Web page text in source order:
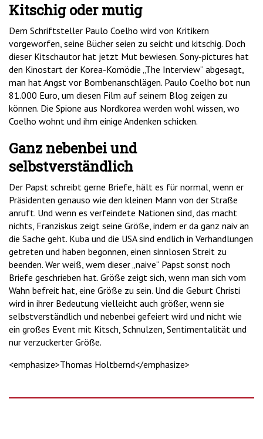
Kitschig oder mutig
Dem Schriftsteller Paulo Coelho wird von Kritikern
vorgeworfen, seine Bücher seien zu seicht und kitschig. Doch
dieser Kitschautor hat jetzt Mut bewiesen. Sony-pictures hat
den Kinostart der Korea-Komödie „The Interview“ abgesagt,
man hat Angst vor Bombenanschlägen. Paulo Coelho bot nun
81.000 Euro, um diesen Film auf seinem Blog zeigen zu
können. Die Spione aus Nordkorea werden wohl wissen, wo
Coelho wohnt und ihm einige Andenken schicken.
Ganz nebenbei und
selbstverständlich
Der Papst schreibt gerne Briefe, hält es für normal, wenn er
Präsidenten genauso wie den kleinen Mann von der Straße
anruft. Und wenn es verfeindete Nationen sind, das macht
nichts, Franziskus zeigt seine Größe, indem er da ganz naiv an
die Sache geht. Kuba und die USA sind endlich in Verhandlungen
getreten und haben begonnen, einen sinnlosen Streit zu
beenden. Wer weiß, wem dieser „naive“ Papst sonst noch
Briefe geschrieben hat. Größe zeigt sich, wenn man sich vom
Wahn befreit hat, eine Größe zu sein. Und die Geburt Christi
wird in ihrer Bedeutung vielleicht auch größer, wenn sie
selbstverständlich und nebenbei gefeiert wird und nicht wie
ein großes Event mit Kitsch, Schnulzen, Sentimentalität und
nur verzuckerter Größe.
<emphasize>Thomas Holtbernd</emphasize>